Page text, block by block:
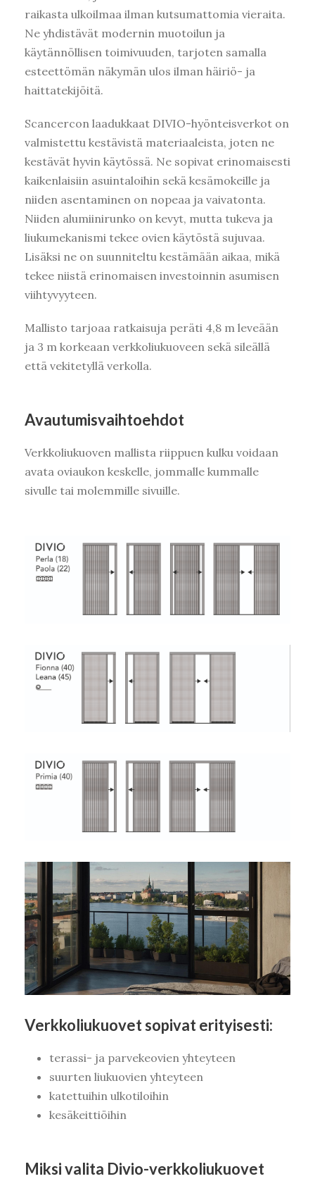
raikasta ulkoilmaa ilman kutsumattomia vieraita.
Ne yhdistävät modernin muotoilun ja
käytännöllisen toimivuuden, tarjoten samalla
esteettömän näkymän ulos ilman häiriö- ja
haittatekijöitä.
Scancercon laadukkaat DIVIO-hyönteisverkot on
valmistettu kestävistä materiaaleista, joten ne
kestävät hyvin käytössä. Ne sopivat erinomaisesti
kaikenlaisiin asuintaloihin sekä kesämokeille ja
niiden asentaminen on nopeaa ja vaivatonta.
Niiden alumiinirunko on kevyt, mutta tukeva ja
liukumekanismi tekee ovien käytöstä sujuvaa.
Lisäksi ne on suunniteltu kestämään aikaa, mikä
tekee niistä erinomaisen investoinnin asumisen
viihtyvyyteen.
Mallisto tarjoaa ratkaisuja peräti 4,8 m leveään
ja 3 m korkeaan verkkoliukuoveen sekä sileällä
että vekitetyllä verkolla.
Avautumisvaihtoehdot
Verkkoliukuoven mallista riippuen kulku voidaan
avata oviaukon keskelle, jommalle kummalle
sivulle tai molemmille sivuille.
Verkkoliukuovet sopivat erityisesti:
terassi- ja parvekeovien yhteyteen
suurten liukuovien yhteyteen
katettuihin ulkotiloihin
kesäkeittiöihin
Miksi valita Divio-verkkoliukuovet